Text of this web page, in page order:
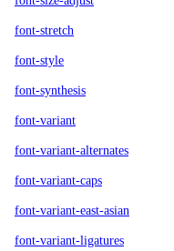
font-stretch
font-style
font-synthesis
font-variant
font-variant-alternates
font-variant-caps
font-variant-east-asian
font-variant-ligatures